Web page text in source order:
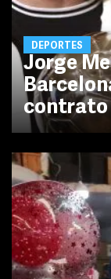
DEPORTES
Jorge
contrato